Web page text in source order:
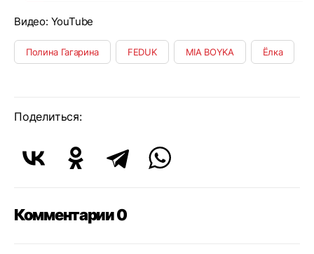
Видео: YouTube
Полина Гагарина FEDUK MIA BOYKA Ёлка
Поделиться:
Комментарии 0